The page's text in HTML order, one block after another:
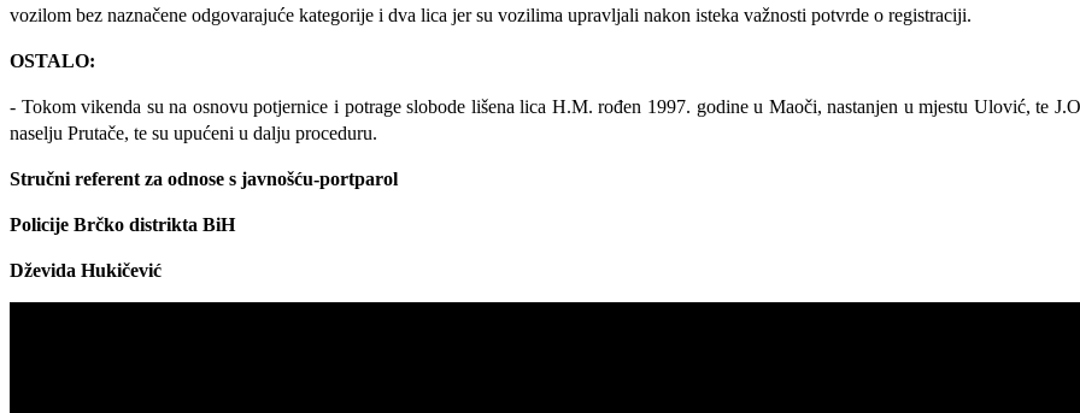
vozilom bez naznačene odgovarajuće kategorije i dva lica jer su vozilima upravljali nakon isteka važnosti potvrde o registraciji.
OSTALO:
- Tokom vikenda su na osnovu potjernice i potrage slobode lišena lica H.M. rođen 1997. godine u Maoči, nastanjen u mjestu Ulović, te
naselju Prutače, te su upućeni u dalju proceduru.
Stručni referent za odnose s javnošću-portparol
Policije Brčko distrikta BiH
Dževida Hukičević